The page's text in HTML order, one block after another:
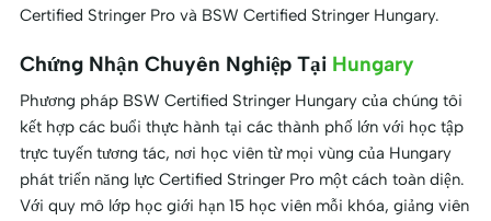
Certified Stringer Pro và BSW Certified Stringer Hungary.
Chứng Nhận Chuyên Nghiệp Tại Hungary
Phương pháp BSW Certified Stringer Hungary của chúng tôi
kết hợp các buổi thực hành tại các thành phố lớn với học tập
trực tuyến tương tác, nơi học viên từ mọi vùng của Hungary
phát triển năng lực Certified Stringer Pro một cách toàn diện.
Với quy mô lớp học giới hạn 15 học viên mỗi khóa, giảng viên